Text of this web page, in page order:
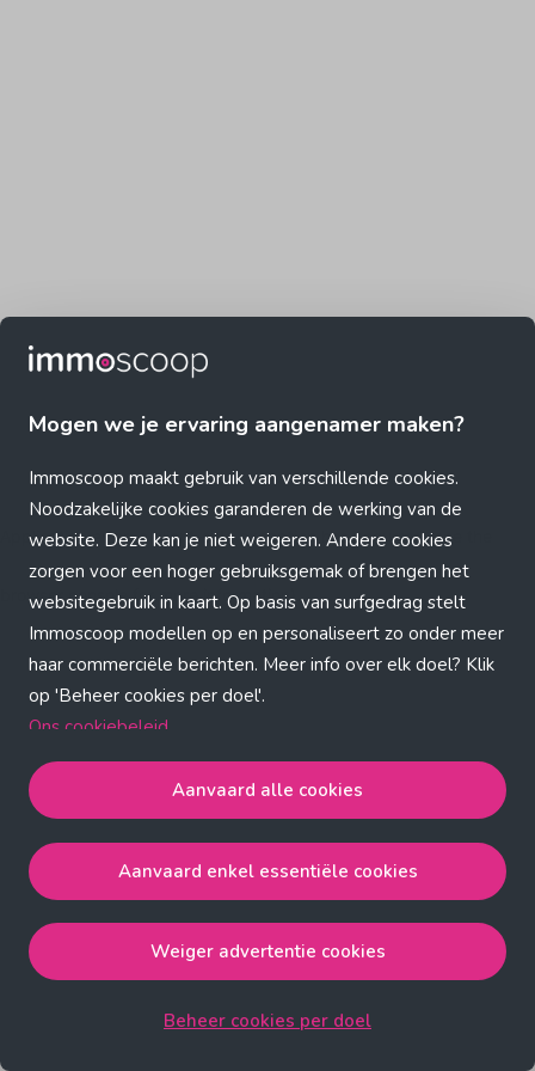
Mogen we je ervaring aangenamer maken?
Immoscoop maakt gebruik van verschillende cookies.
Noodzakelijke cookies garanderen de werking van de
website. Deze kan je niet weigeren. Andere cookies
zorgen voor een hoger gebruiksgemak of brengen het
websitegebruik in kaart. Op basis van surfgedrag stelt
Immoscoop modellen op en personaliseert zo onder meer
haar commerciële berichten. Meer info over elk doel? Klik
op 'Beheer cookies per doel'.
Ons cookiebeleid
Aanvaard alle cookiesgaat akkoord met de strict
noodzakelijke, analytische, functionele en advertentie
cookies.
de strict noodzakelijke cookies.
Weiger advertentie cookiesgaat akkoord met de strict
Aanvaard alle cookies
Aanvaard enkel essentiële cookies
Weiger advertentie cookies
Beheer cookies per doel
Application error: a client-side exception has occurred (see the
browser console for more information)